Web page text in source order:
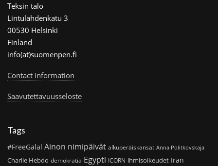
Teksin talo
Lintulahdenkatu 3
00530 Helsinki
Finland
info(at)suomenpen.fi
Contact information
Saavutettavuusseloste
Tags
#FreeGalal Ainon nimipäivät alkuperäiskansat Anna Politkovskaja
Charlie Hebdo demokratia Egypti ICORN ihmisoikeudet Iran